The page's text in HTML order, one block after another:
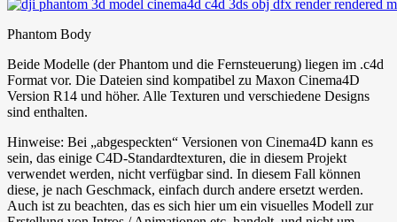
Phantom Body
Beide Modelle (der Phantom und die Fernsteuerung) liegen im .c4d
Format vor. Die Dateien sind kompatibel zu Maxon Cinema4D
Version R14 und höher. Alle Texturen und verschiedene Designs
sind enthalten.
Hinweise: Bei „abgespeckten“ Versionen von Cinema4D kann es
sein, das einige C4D-Standardtexturen, die in diesem Projekt
verwendet werden, nicht verfügbar sind. In diesem Fall können
diese, je nach Geschmack, einfach durch andere ersetzt werden.
Auch ist zu beachten, das es sich hier um ein visuelles Modell zur